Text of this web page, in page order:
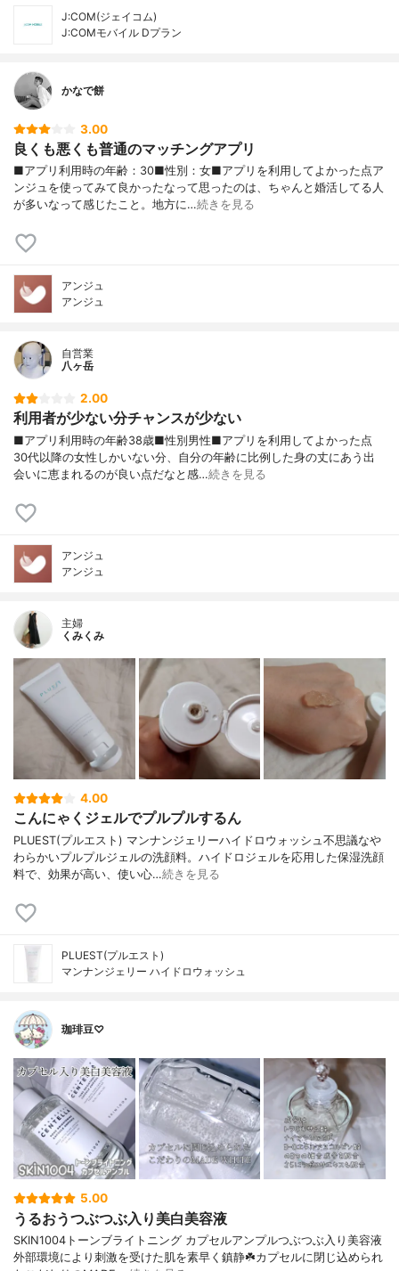
J:COM(ジェイコム)
J:COMモバイル Dプラン
かなで餅
3.00
良くも悪くも普通のマッチングアプリ
■アプリ利用時の年齢：30■性別：女■アプリを利用してよかった点ア
ンジュを使ってみて良かったなって思ったのは、ちゃんと婚活してる人
が多いなって感じたこと。地方に…続きを見る
アンジュ
アンジュ
自営業
八ヶ岳
2.00
利用者が少ない分チャンスが少ない
■アプリ利用時の年齢38歳■性別男性■アプリを利用してよかった点
30代以降の女性しかいない分、自分の年齢に比例した身の丈にあう出
会いに恵まれるのが良い点だなと感…続きを見る
アンジュ
アンジュ
主婦
くみくみ
4.00
こんにゃくジェルでプルプルするん
PLUEST(プルエスト) マンナンジェリーハイドロウォッシュ不思議なや
わらかいプルプルジェルの洗顔料。ハイドロジェルを応用した保湿洗顔
料で、効果が高い、使い心…続きを見る
PLUEST(プルエスト)
マンナンジェリー ハイドロウォッシュ
珈琲豆♡
5.00
うるおうつぶつぶ入り美白美容液
SKIN1004トーンブライトニング カプセルアンプルつぶつぶ入り美容液
外部環境により刺激を受けた肌を素早く鎮静☘️カプセルに閉じ込められ